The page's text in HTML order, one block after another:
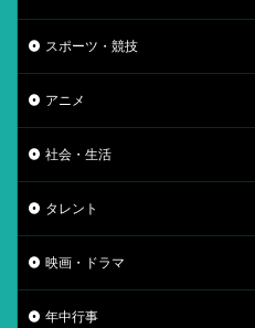
スポーツ・競技
アニメ
社会・生活
タレント
映画・ドラマ
年中行事